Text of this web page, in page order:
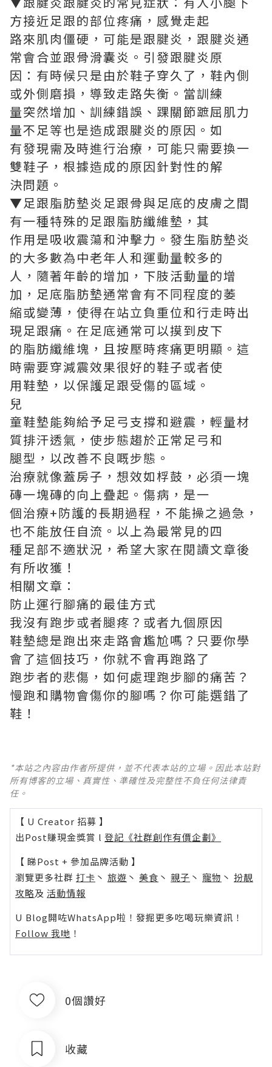
方接近足跟的部位疼痛，感覺走起
路來肌肉僵硬，可能是跟腱炎，跟腱炎通
常會合並跟骨滑囊炎。引發跟腱炎原
因：有時候只是由於鞋子穿久了，鞋內側
或外側磨損，導致走路失衡。當訓練
量突然增加、訓練錯誤、踝關節蹠屈肌力
量不足等也是造成跟腱炎的原因。如
有發現需及時進行治療，可能只需要換一
雙鞋子，根據造成的原因針對性的解
決問題。
▼足跟脂肪墊炎足跟骨與足底的皮膚之間
有一種特殊的足跟脂肪纖維墊，其
作用是吸收震蕩和沖擊力。發生脂肪墊炎
的大多數為中老年人和運動量較多的
人，隨著年齡的增加，下肢活動量的增
加，足底脂肪墊通常會有不同程度的萎
縮或變薄，使得在站立負重位和行走時出
現足跟痛。在足底通常可以摸到皮下
的脂肪纖維塊，且按壓時疼痛更明顯。這
時需要穿減震效果很好的鞋子或者使
用鞋墊，以保護足跟受傷的區域。
兒
童鞋墊能夠給予足弓支撐和避震，輕量材
質排汗透氣，使步態趨於正常足弓和
腿型，以改善不良嘅步態。
治療就像蓋房子，想效如桴鼓，必須一塊
磚一塊磚的向上疊起。傷病，是一
個治療+防護的長期過程，不能操之過急，
也不能放任自流。以上為最常見的四
種足部不適狀況，希望大家在閱讀文章後
有所收獲！
相關文章：
防止運行腳痛的最佳方式
我沒有跑步或者腿疼？或者九個原因
鞋墊總是跑出來走路會尷尬嗎？只要你學
會了這個技巧，你就不會再跑路了
跑步者的悲傷，如何處理跑步腳的痛苦？
慢跑和購物會傷你的腳嗎？你可能選錯了
鞋！
*本站之內容由作者所提供，並不代表本站的立場。因此本站對
所有博客的立場、真實性、準確性及完整性不負任何法律責
任。
【 U Creator 招募 】
出Post賺現金獎賞 l 登記《社群創作有價企劃》
【 睇Post + 參加品牌活動 】
瀏覽更多社群 打卡 丶 旅遊 丶 美食 丶 親子 丶 寵物 丶 扮靚
攻略及 活動情報
U Blog開咗WhatsApp啦！發掘更多吃喝玩樂資訊！
Follow 我哋 ！
0個讚好
收藏